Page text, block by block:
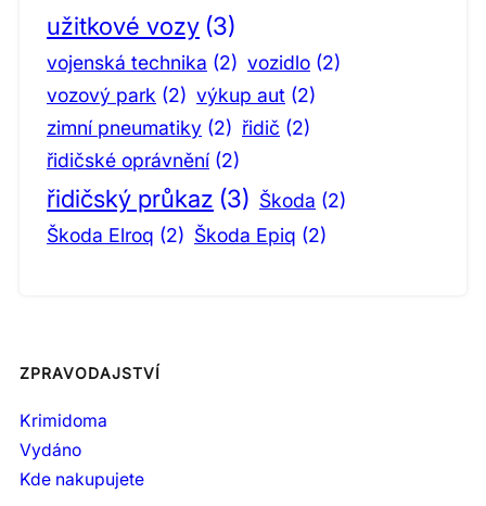
užitkové vozy (3)
vojenská technika (2) vozidlo (2)
vozový park (2) výkup aut (2)
zimní pneumatiky (2) řidič (2)
řidičské oprávnění (2)
řidičský průkaz (3) Škoda (2)
Škoda Elroq (2) Škoda Epiq (2)
ZPRAVODAJSTVÍ
Krimidoma
Vydáno
Kde nakupujete